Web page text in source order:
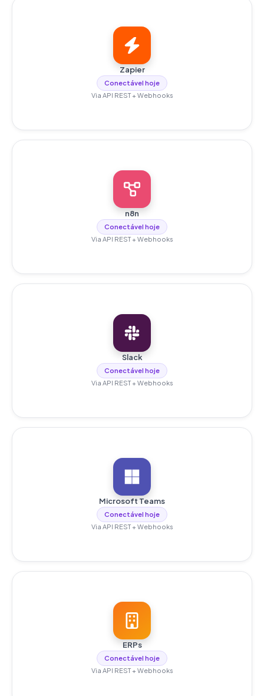
Zapier
Conectável hoje
Via API REST + Webhooks
n8n
Conectável hoje
Via API REST + Webhooks
Slack
Conectável hoje
Via API REST + Webhooks
Microsoft Teams
Conectável hoje
Via API REST + Webhooks
ERPs
Conectável hoje
Via API REST + Webhooks